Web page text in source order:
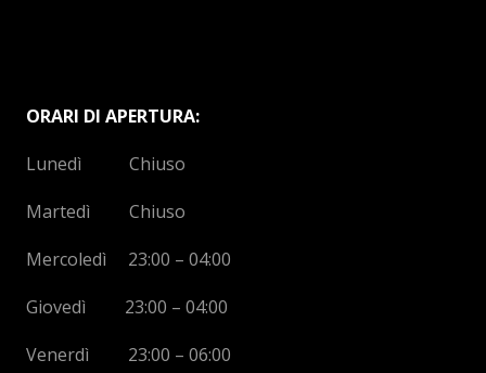
ORARI DI APERTURA:
Lunedì Chiuso
Martedì Chiuso
Mercoledì 23:00 – 04:00
Giovedì 23:00 – 04:00
Venerdì 23:00 – 06:00